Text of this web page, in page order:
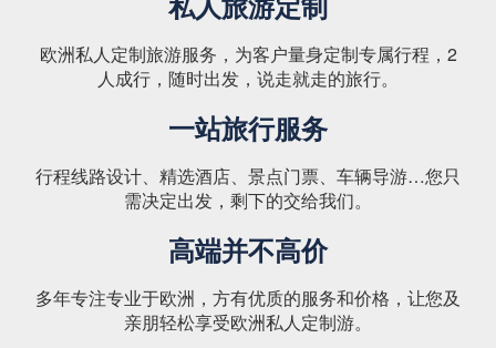
欧洲私人定制旅游服务，为客户量身定制专属行程，2
人成行，随时出发，说走就走的旅行。
一站旅行服务
行程线路设计、精选酒店、景点门票、车辆导游…您只
需决定出发，剩下的交给我们。
高端并不高价
多年专注专业于欧洲，方有优质的服务和价格，让您及
亲朋轻松享受欧洲私人定制游。